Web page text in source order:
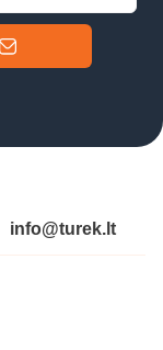
info@turek.lt